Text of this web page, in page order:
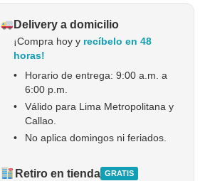
Delivery a domicilio
¡Compra hoy y recíbelo en 48
horas!
•
Horario de entrega: 9:00 a.m. a
6:00 p.m.
•
Válido para Lima Metropolitana y
Callao.
•
No aplica domingos ni feriados.
Retiro en tienda GRATIS